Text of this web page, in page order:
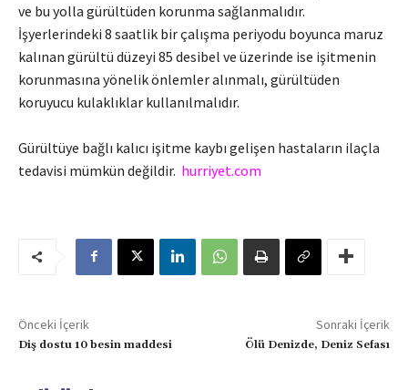
ve bu yolla gürültüden korunma sağlanmalıdır.
İşyerlerindeki 8 saatlik bir çalışma periyodu boyunca maruz
kalınan gürültü düzeyi 85 desibel ve üzerinde ise işitmenin
korunmasına yönelik önlemler alınmalı, gürültüden
koruyucu kulaklıklar kullanılmalıdır.
Gürültüye bağlı kalıcı işitme kaybı gelişen hastaların ilaçla
tedavisi mümkün değildir. hurriyet.com
Önceki İçerik
Diş dostu 10 besin maddesi
Sonraki İçerik
Ölü Denizde, Deniz Sefası